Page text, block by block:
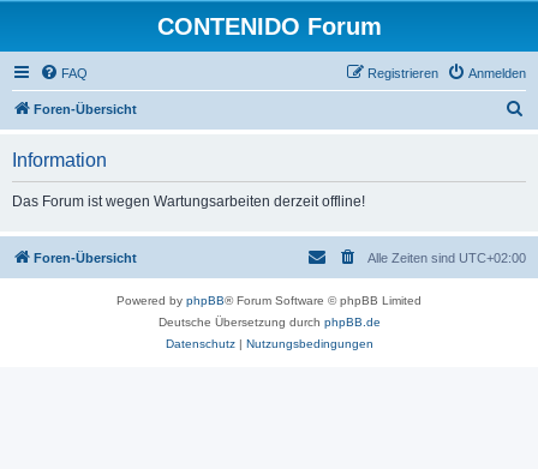
CONTENIDO Forum
FAQ Anmelden
Registrieren
Foren-Übersicht
Information
Das Forum ist wegen Wartungsarbeiten derzeit offline!
Foren-Übersicht Alle Zeiten sind UTC+02:00
Powered by phpBB® Forum Software © phpBB Limited
Deutsche Übersetzung durch phpBB.de
Datenschutz| Nutzungsbedingungen